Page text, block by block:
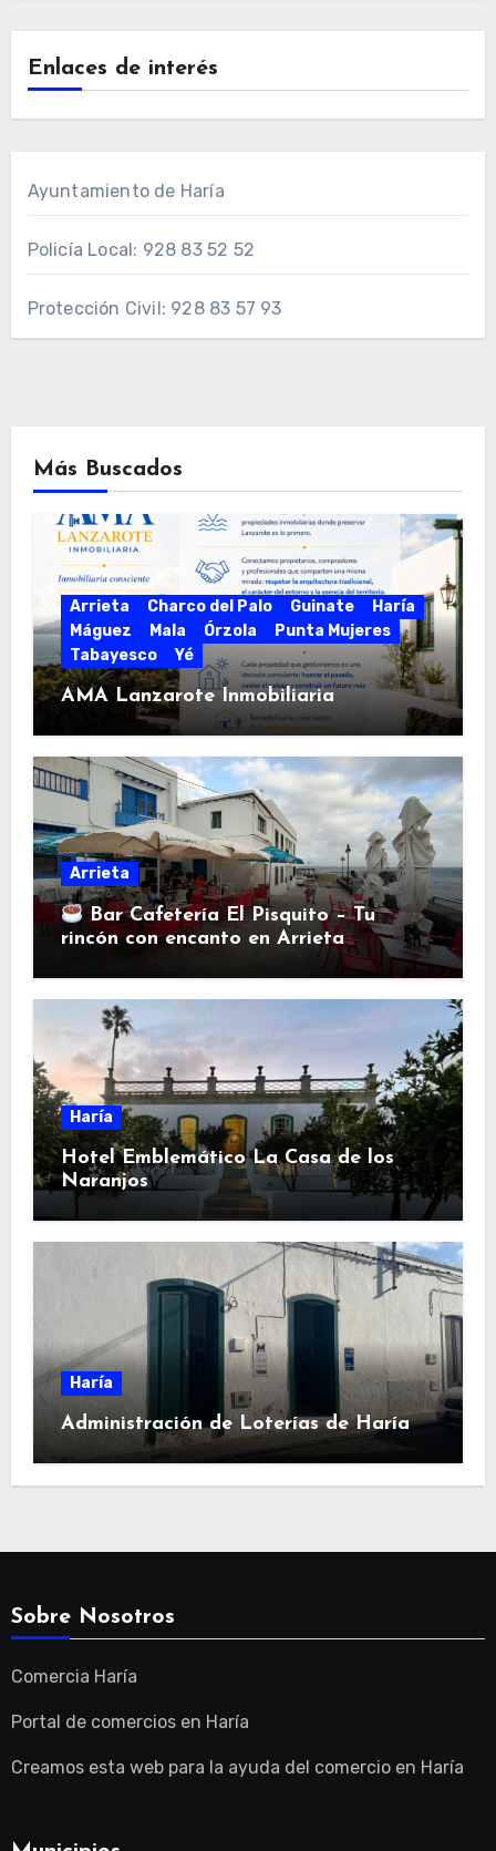
Enlaces de interés
Ayuntamiento de Haría
Policía Local: 928 83 52 52
Protección Civil: 928 83 57 93
Más Buscados
Arrieta Charco del Palo Guinate
Haría
Máguez
Mala Órzola
Punta Mujeres
Tabayesco
Yé
AMA Lanzarote Inmobiliaria
Arrieta
Bar Cafetería El Pisquito – Tu
rincón con encanto en Arrieta
Haría
Hotel Emblemático La Casa de los
Naranjos
Haría
Administración de Loterías de Haría
Sobre Nosotros
Comercia Haría
Portal de comercios en Haría
Creamos esta web para la ayuda del comercio en Haría